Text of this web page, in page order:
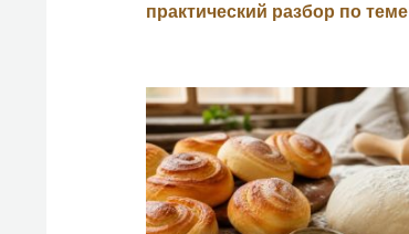
практический разбор по теме